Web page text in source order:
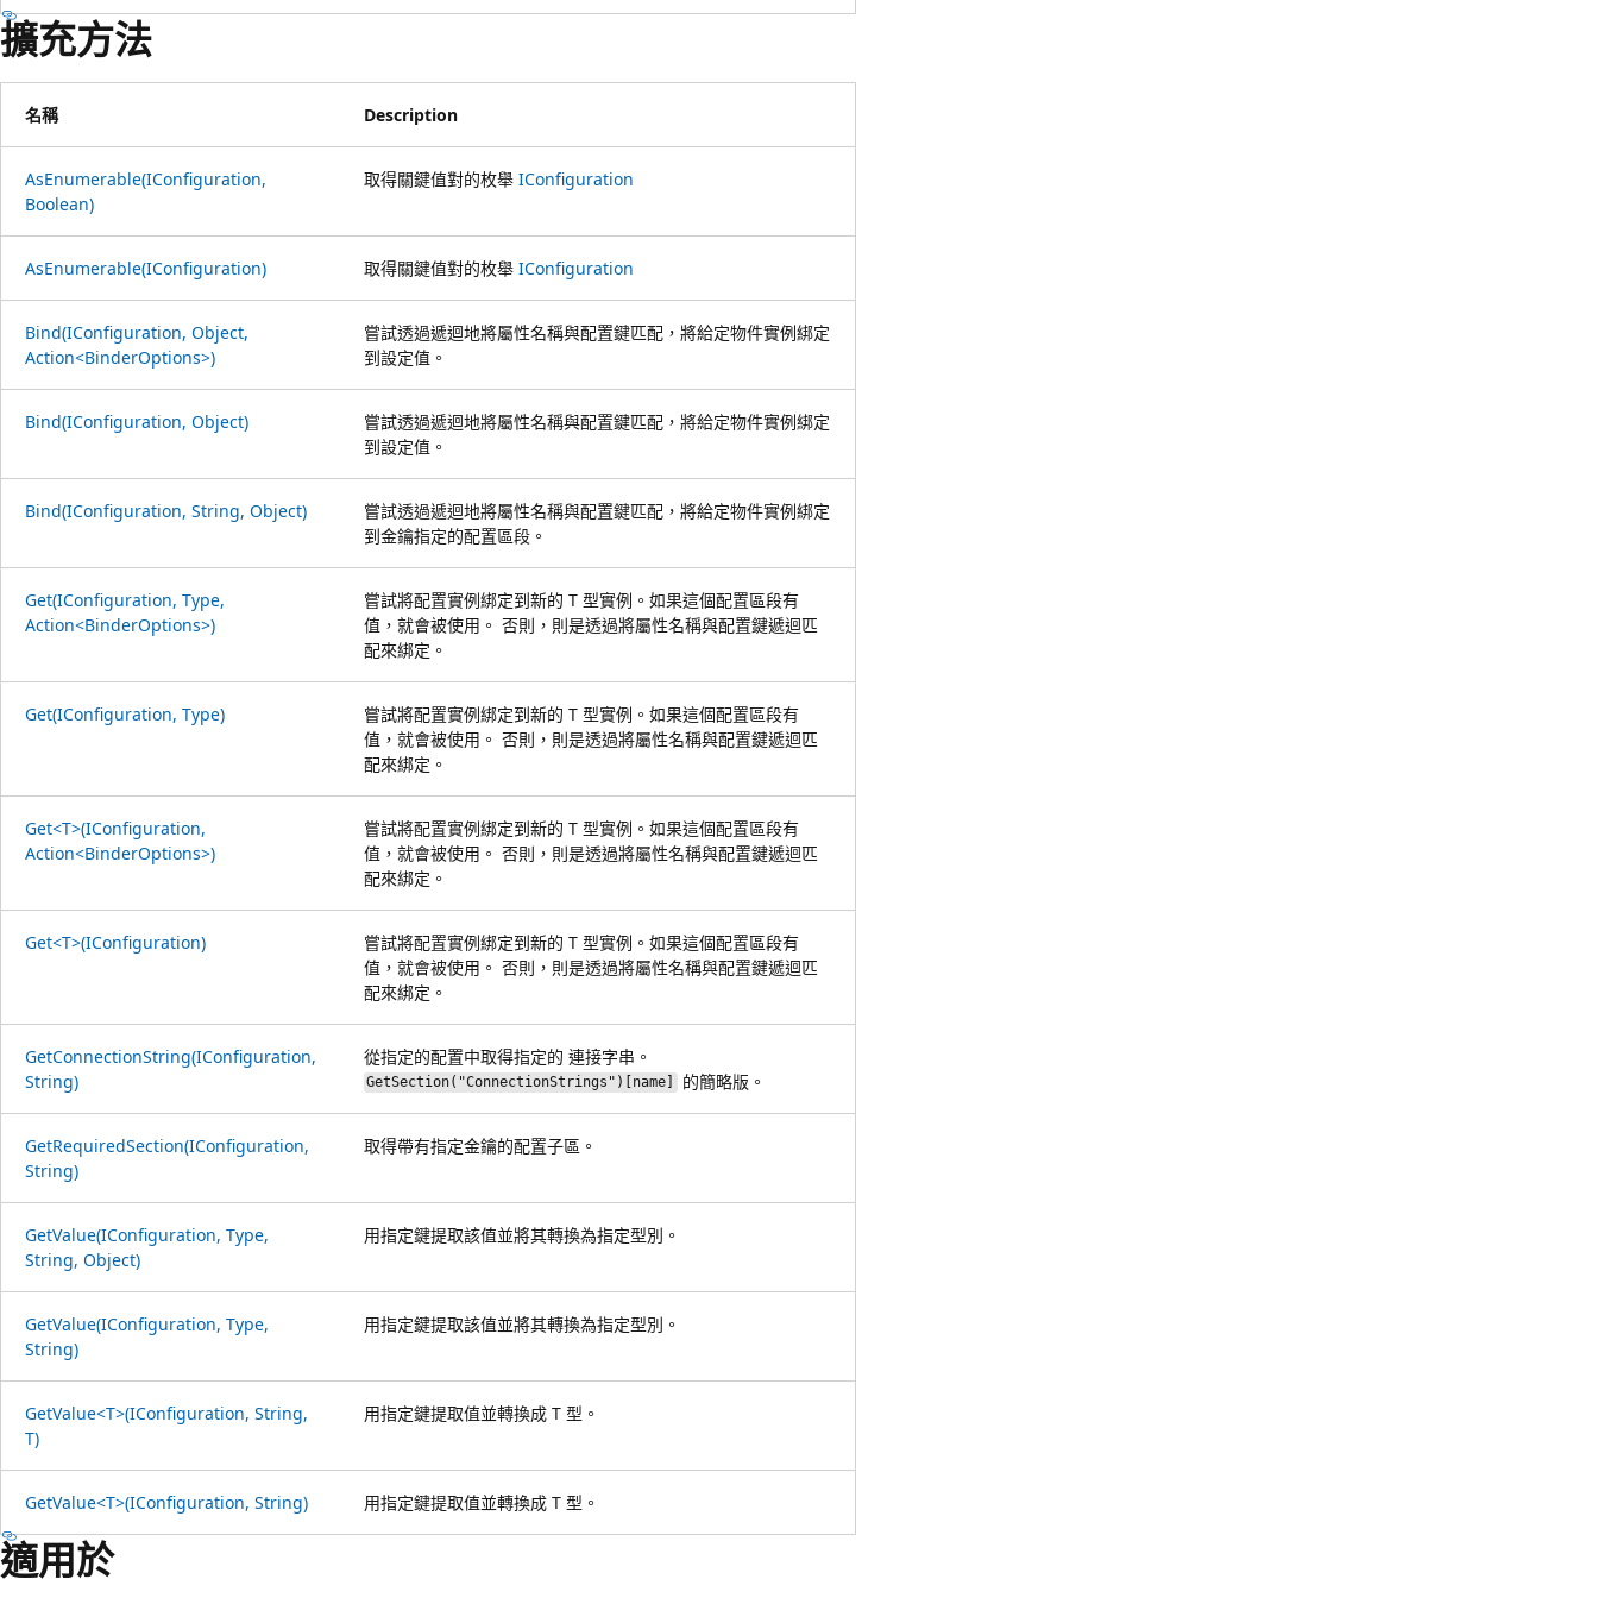
擴充方法
名稱 Description
AsEnumerable(IConfiguration,
Boolean)
取得關鍵值對的枚舉 IConfiguration
AsEnumerable(IConfiguration) 取得關鍵值對的枚舉 IConfiguration
Bind(IConfiguration, Object,
Action<BinderOptions>)
嘗試透過遞迴地將屬性名稱與配置鍵匹配，將給定物件實例綁定
到設定值。
Bind(IConfiguration, Object)
嘗試透過遞迴地將屬性名稱與配置鍵匹配，將給定物件實例綁定
到設定值。
Bind(IConfiguration, String, Object)
嘗試透過遞迴地將屬性名稱與配置鍵匹配，將給定物件實例綁定
到金鑰指定的配置區段。
Get(IConfiguration, Type,
Action<BinderOptions>)
嘗試將配置實例綁定到新的 T 型實例。如果這個配置區段有
值，就會被使用。 否則，則是透過將屬性名稱與配置鍵遞迴匹
配來綁定。
Get(IConfiguration, Type)
嘗試將配置實例綁定到新的 T 型實例。如果這個配置區段有
值，就會被使用。 否則，則是透過將屬性名稱與配置鍵遞迴匹
配來綁定。
Get<T>(IConfiguration,
Action<BinderOptions>)
嘗試將配置實例綁定到新的 T 型實例。如果這個配置區段有
值，就會被使用。 否則，則是透過將屬性名稱與配置鍵遞迴匹
配來綁定。
Get<T>(IConfiguration)
嘗試將配置實例綁定到新的 T 型實例。如果這個配置區段有
值，就會被使用。 否則，則是透過將屬性名稱與配置鍵遞迴匹
配來綁定。
GetConnectionString(IConfiguration,
String)
從指定的配置中取得指定的 連接字串。
GetSection("ConnectionStrings")[name] 的簡略版。
GetRequiredSection(IConfiguration,
String)
取得帶有指定金鑰的配置子區。
GetValue(IConfiguration, Type,
String, Object)
用指定鍵提取該值並將其轉換為指定型別。
GetValue(IConfiguration, Type,
String)
用指定鍵提取該值並將其轉換為指定型別。
GetValue<T>(IConfiguration, String,
T)
用指定鍵提取值並轉換成 T 型。
GetValue<T>(IConfiguration, String) 用指定鍵提取值並轉換成 T 型。
適用於